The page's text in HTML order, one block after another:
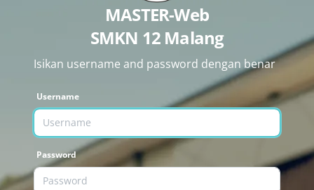
MASTER-Web
SMKN 12 Malang
Isikan username and password dengan benar
Username
Password